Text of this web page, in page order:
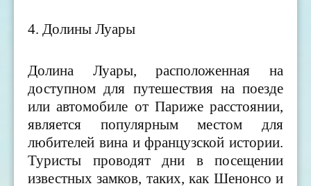
4. Долины Луары
Долина Луары, расположенная на
доступном для путешествия на поезде
или автомобиле от Париже расстоянии,
является популярным местом для
любителей вина и французской истории.
Туристы проводят дни в посещении
известных замков, таких, как Шенонсо и